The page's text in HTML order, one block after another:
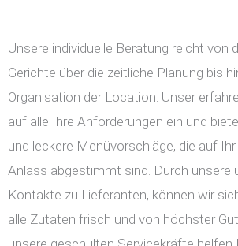
Unsere individuelle Beratung reicht von
Gerichte über die zeitliche Planung bis
Organisation der Location. Unser
auf alle Ihre Anforderungen ein und
und leckere Menüvorschläge, die auf
Anlass abgestimmt sind. Durch unsere
Kontakte zu Lieferanten, können wir
alle Zutaten frisch und von höchster